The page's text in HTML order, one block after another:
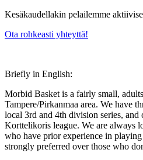
Kesäkaudellakin pelailemme
Ota rohkeasti yhteyttä!
Briefly in English:
Morbid Basket is a fairly small,
Tampere/Pirkanmaa area. We have
local 3rd and 4th division series,
Korttelikoris league. We are always
who have prior experience in
strongly preferred over those who